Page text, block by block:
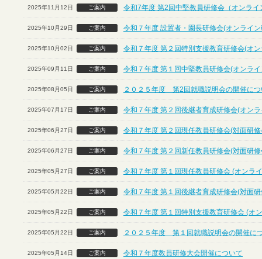
2025年11月12日 ご案内 令和7年度 第2回中堅教員研修会（オンライ
2025年10月29日 ご案内 令和７年度 設置者・園長研修会(オンライ
2025年10月02日 ご案内 令和７年度 第２回特別支援教育研修会(オ
2025年09月11日 ご案内 令和７年度 第１回中堅教員研修会(オンラ
2025年08月05日 ご案内 ２０２５年度 第2回就職説明会の開催につ
2025年07月17日 ご案内 令和７年度 第２回後継者育成研修会(オン
2025年06月27日 ご案内 令和７年度 第２回現任教員研修会(対面研
2025年06月27日 ご案内 令和７年度 第２回新任教員研修会(対面研
2025年05月27日 ご案内 令和７年度 第１回現任教員研修会 (オンラ
2025年05月22日 ご案内 令和７年度 第１回後継者育成研修会(対面
2025年05月22日 ご案内 令和７年度 第１回特別支援教育研修会 (オ
2025年05月22日 ご案内 ２０２５年度 第１回就職説明会の開催に
2025年05月14日 ご案内 令和７年度教員研修大会開催について